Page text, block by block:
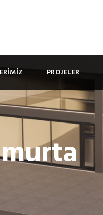
PROJELER